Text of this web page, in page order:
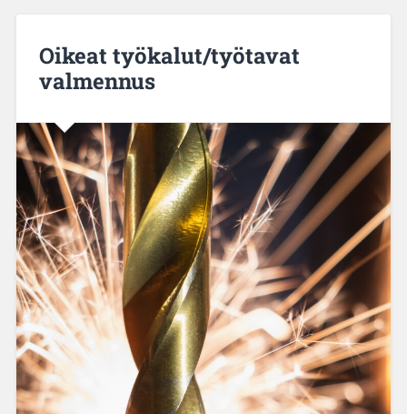
Oikeat työkalut/työtavat
valmennus